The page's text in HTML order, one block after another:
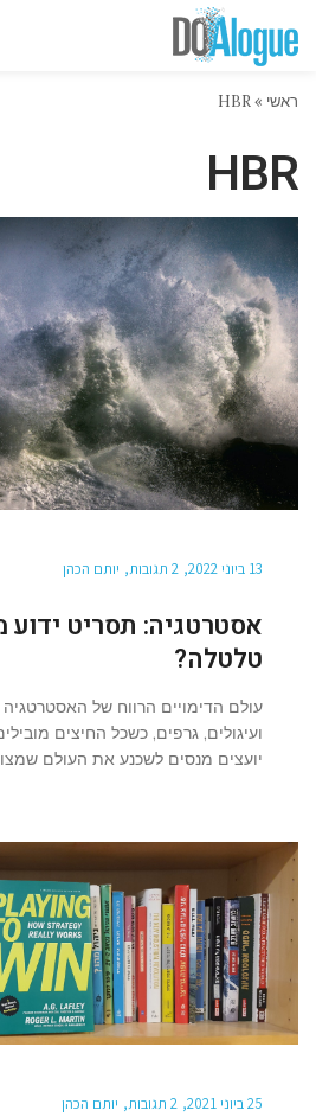
ראשי »
HBR
HBR
13 ביוני 2022 2 תגובות יותם הכהן
אסטרטגיה: תסריט
טלטלה?
עולם הדימויים הרווח של
ועיגולים, גרפים, כשכל החיצים
יועצים מנסים לשכנע את העולם
25 ביוני 2021 2 תגובות יותם הכהן